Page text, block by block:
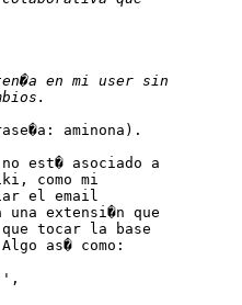
aminona).
est� asociado a
como mi
el email
extensi�n que
tocar la base
as� como:
',